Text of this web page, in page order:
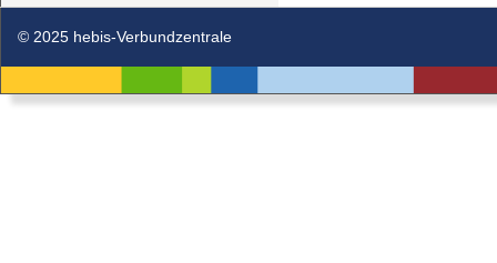
© 2025 hebis-Verbundzentrale